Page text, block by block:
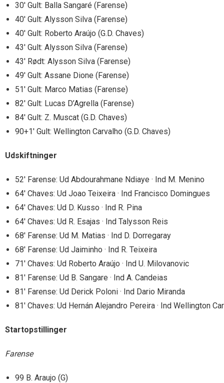
30′ Gult: Balla Sangaré (Farense)
40′ Gult: Alysson Silva (Farense)
40′ Gult: Roberto Araújo (G.D. Chaves)
43′ Gult: Alysson Silva (Farense)
43′ Rødt: Alysson Silva (Farense)
49′ Gult: Assane Dione (Farense)
51′ Gult: Marco Matias (Farense)
82′ Gult: Lucas D’Agrella (Farense)
84′ Gult: Z. Muscat (G.D. Chaves)
90+1′ Gult: Wellington Carvalho (G.D. Chaves)
Udskiftninger
52′ Farense: Ud Abdourahmane Ndiaye · Ind M. Menino
64′ Chaves: Ud Joao Teixeira · Ind Francisco Domingues
64′ Chaves: Ud D. Kusso · Ind R. Pina
64′ Chaves: Ud R. Esajas · Ind Talysson Reis
68′ Farense: Ud M. Matias · Ind D. Dorregaray
68′ Farense: Ud Jaiminho · Ind R. Teixeira
71′ Chaves: Ud Roberto Araújo · Ind U. Milovanovic
81′ Farense: Ud B. Sangare · Ind A. Candeias
81′ Farense: Ud Derick Poloni · Ind Dario Miranda
81′ Chaves: Ud Hernán Alejandro Pereira · Ind Wellington
Startopstillinger
Farense
99 B. Araujo (G)